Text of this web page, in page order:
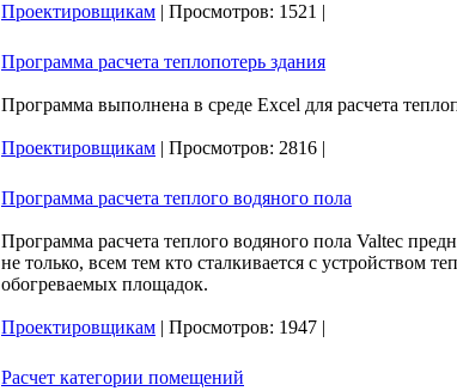
Проектировщикам | Просмотров: 1521 |
Программа расчета теплопотерь здания
Программа выполнена в среде Excel для расчета
Проектировщикам | Просмотров: 2816 |
Программа расчета теплого водяного пола
Программа расчета теплого водяного пола Valtec
не только, всем тем кто сталкивается с устройством
обогреваемых площадок.
Проектировщикам | Просмотров: 1947 |
Расчет категории помещений